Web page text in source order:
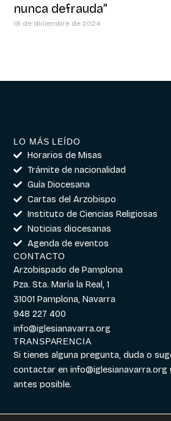
nunca defrauda”
18 de diciembre de 2024
LO MÁS LEÍDO
Horarios de Misas
Trámite de nacionalidad
Guía Diocesana
Cartas del Arzobispo
Instituto de Ciencias Religiosas
Noticias diocesanas
Agenda de eventos
CONTACTO
Arzobispado de Pamplona
Pza. Sta. María la Real, 1
31001 Pamplona, Navarra
948 227 400
info@iglesianavarra.org
TRANSPARENCIA
Si tienes alguna pregunta, duda o
contactar eninfo@iglesianavarra.org
antes posible.